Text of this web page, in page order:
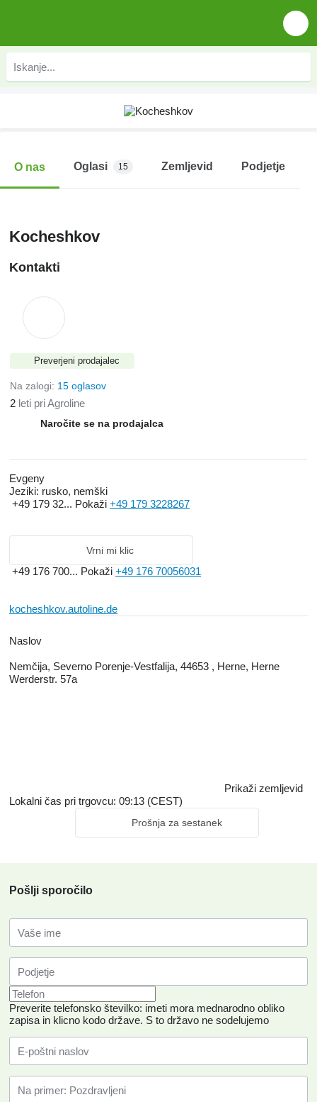
O nas Oglasi 15 Zemljevid Podjetje
Kocheshkov
Kontakti
Preverjeni prodajalec
Na zalogi: 15 oglasov
2 leti pri Agroline
Naročite se na prodajalca
Evgeny
Jeziki: rusko, nemški
+49 179 32... Pokaži +49 179 3228267
Vrni mi klic
+49 176 700... Pokaži +49 176 70056031
kocheshkov.autoline.de
Naslov
Nemčija, Severno Porenje-Vestfalija, 44653 , Herne, Herne
Werderstr. 57a
Prikaži zemljevid
Lokalni čas pri trgovcu: 09:13 (CEST)
Prošnja za sestanek
Pošlji sporočilo
Preverite telefonsko številko: imeti mora mednarodno obliko
zapisa in klicno kodo države. S to državo ne sodelujemo